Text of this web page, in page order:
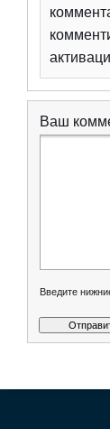
Ваш
Введите